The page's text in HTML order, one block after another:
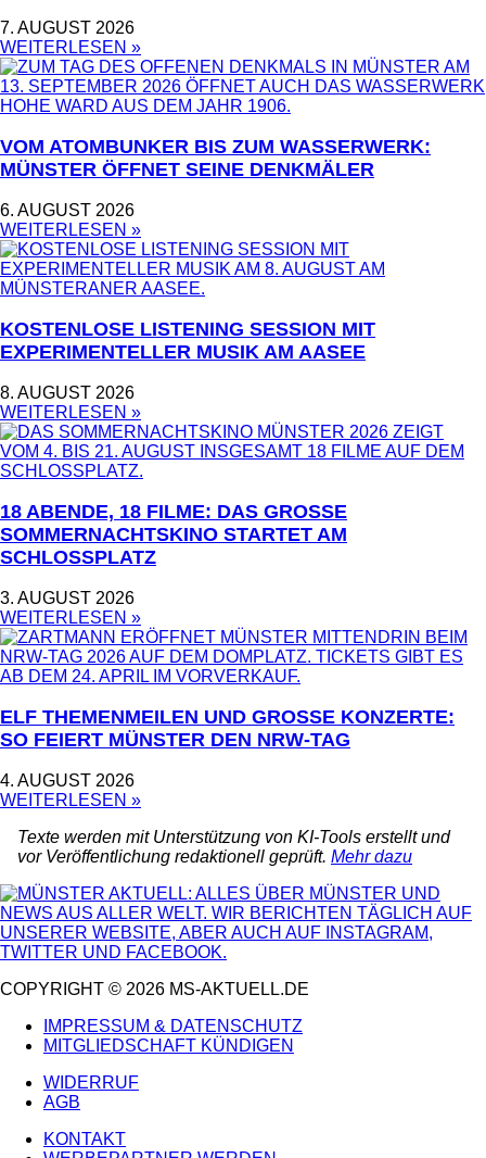
7. AUGUST 2026
WEITERLESEN »
VOM ATOMBUNKER BIS ZUM WASSERWERK:
MÜNSTER ÖFFNET SEINE DENKMÄLER
6. AUGUST 2026
WEITERLESEN »
KOSTENLOSE LISTENING SESSION MIT
EXPERIMENTELLER MUSIK AM AASEE
8. AUGUST 2026
WEITERLESEN »
18 ABENDE, 18 FILME: DAS GROSSE S
OMMERNACHTSKINO STARTET AM S
CHLOSSPLATZ
3. AUGUST 2026
WEITERLESEN »
ELF THEMENMEILEN UND GROSSE KONZERTE: S
O FEIERT MÜNSTER DEN NRW-TAG
4. AUGUST 2026
WEITERLESEN »
Texte werden mit Unterstützung von KI-Tools erstellt und
vor Veröffentlichung redaktionell geprüft. Mehr dazu
COPYRIGHT © 2026 MS-AKTUELL.DE
IMPRESSUM & DATENSCHUTZ
MITGLIEDSCHAFT KÜNDIGEN
WIDERRUF
AGB
KONTAKT